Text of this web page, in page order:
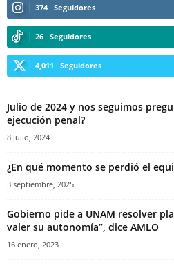
374 Seguidores
26 Seguidores
4,011 Seguidores
Julio de 2024 y nos seguimos
ejecución penal?
8 julio, 2024
¿En qué momento se perdió el
3 septiembre, 2025
Gobierno pide a UNAM resolver
valer su autonomía”, dice AMLO
16 enero, 2023